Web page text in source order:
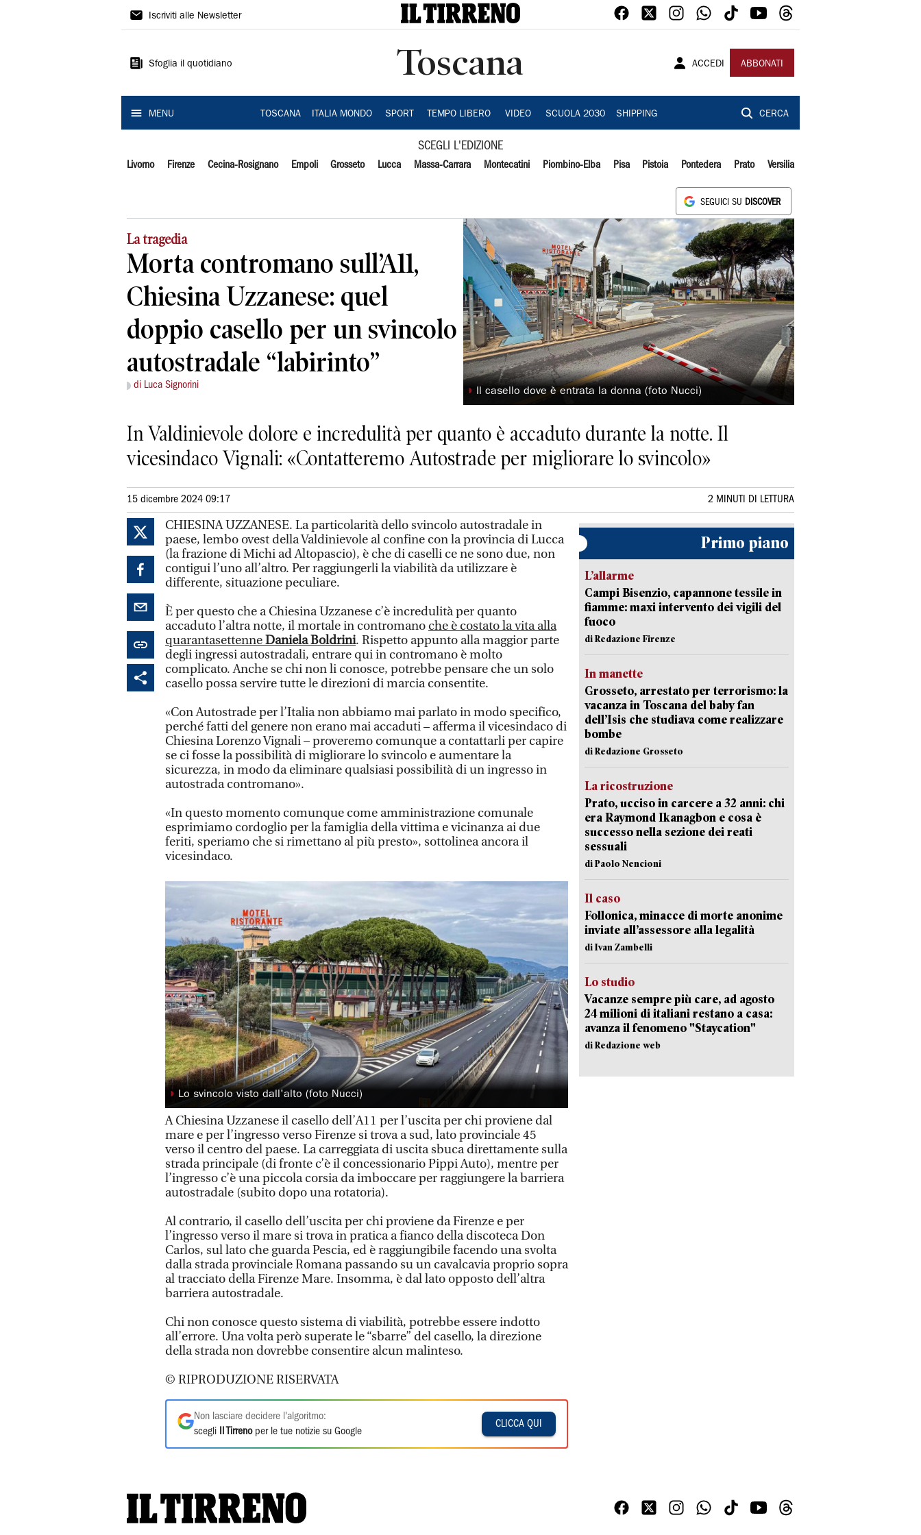
Il
Iscriviti alle Newsletter
Sfoglia il quotidiano Toscana ACCEDI ABBONATI
MENU TOSCANA ITALIA MONDO SPORT TEMPO LIBERO VIDEO SCUOLA 2030 SHIPPING CERCA
SCEGLI L'EDIZIONE
Livorno Firenze Cecina-Rosignano Empoli Grosseto Lucca Massa-Carrara Montecatini Piombino-Elba Pisa Pistoia Pontedera Prato Versilia
SEGUICI SU DISCOVER
La tragedia
Morta contromano sull’A11,
Chiesina Uzzanese: quel
doppio casello per un svincolo
autostradale “labirinto”
di Luca Signorini
◗ Il casello dove è entrata la donna (foto Nucci)
In Valdinievole dolore e incredulità per quanto è accaduto durante la notte. Il
vicesindaco Vignali: «Contatteremo Autostrade per migliorare lo svincolo»
15 dicembre 2024 09:17 2 MINUTI DI LETTURA
CHIESINA UZZANESE. La particolarità dello svincolo autostradale in
paese, lembo ovest della Valdinievole al confine con la provincia di Lucca
(la frazione di Michi ad Altopascio), è che di caselli ce ne sono due, non
contigui l’uno all’altro. Per raggiungerli la viabilità da utilizzare è
differente, situazione peculiare.
È per questo che a Chiesina Uzzanese c’è incredulità per quanto
accaduto l’altra notte, il mortale in contromano che è costato la vita alla
quarantasettenneDaniela Boldrini. Rispetto appunto alla maggior parte
degli ingressi autostradali, entrare qui in contromano è molto
complicato. Anche se chi non li conosce, potrebbe pensare che un solo
casello possa servire tutte le direzioni di marcia consentite.
«Con Autostrade per l’Italia non abbiamo mai parlato in modo specifico,
perché fatti del genere non erano mai accaduti – afferma il vicesindaco di
Chiesina Lorenzo Vignali – proveremo comunque a contattarli per capire
se ci fosse la possibilità di migliorare lo svincolo e aumentare la
sicurezza, in modo da eliminare qualsiasi possibilità di un ingresso in
autostrada contromano».
«In questo momento comunque come amministrazione comunale
esprimiamo cordoglio per la famiglia della vittima e vicinanza ai due
feriti, speriamo che si rimettano al più presto», sottolinea ancora il
vicesindaco.
◗ Lo svincolo visto dall'alto (foto Nucci)
A Chiesina Uzzanese il casello dell’A11 per l’uscita per chi proviene dal
mare e per l’ingresso verso Firenze si trova a sud, lato provinciale 45
verso il centro del paese. La carreggiata di uscita sbuca direttamente sulla
strada principale (di fronte c’è il concessionario Pippi Auto), mentre per
l’ingresso c’è una piccola corsia da imboccare per raggiungere la barriera
autostradale (subito dopo una rotatoria).
Al contrario, il casello dell’uscita per chi proviene da Firenze e per
l’ingresso verso il mare si trova in pratica a fianco della discoteca Don
Carlos, sul lato che guarda Pescia, ed è raggiungibile facendo una svolta
dalla strada provinciale Romana passando su un cavalcavia proprio sopra
al tracciato della Firenze Mare. Insomma, è dal lato opposto dell’altra
barriera autostradale.
Chi non conosce questo sistema di viabilità, potrebbe essere indotto
all’errore. Una volta però superate le “sbarre” del casello, la direzione
della strada non dovrebbe consentire alcun malinteso.
© RIPRODUZIONE RISERVATA
Non lasciare decidere l'algoritmo:
scegli
Il Tirrenoper le tue notizie su Google
CLICCA QUI
Primo piano
L’allarme
Campi Bisenzio, capannone tessile in
fiamme: maxi intervento dei vigili del
fuoco
di Redazione Firenze
In manette
Grosseto, arrestato per terrorismo: la
vacanza in Toscana del baby fan
dell’Isis che studiava come realizzare
bombe
di Redazione Grosseto
La ricostruzione
Prato, ucciso in carcere a 32 anni: chi
era Raymond Ikanagbon e cosa è
successo nella sezione dei reati
sessuali
di Paolo Nencioni
Il caso
Follonica, minacce di morte anonime
inviate all’assessore alla legalità
di Ivan Zambelli
Lo studio
Vacanze sempre più care, ad agosto
24 milioni di italiani restano a casa:
avanza il fenomeno "Staycation"
di Redazione web